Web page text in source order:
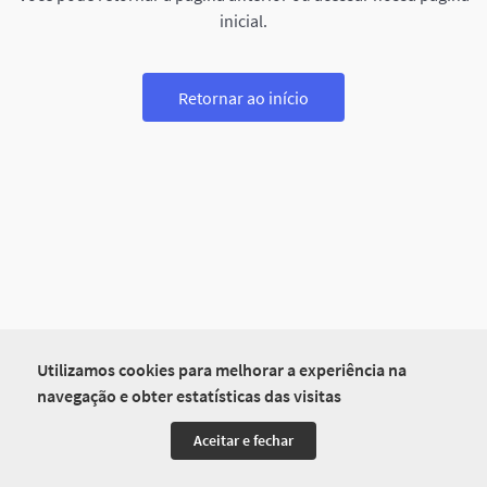
Utilizamos cookies para melhorar a experiência na
navegação e obter estatísticas das visitas
Aceitar e fechar
inicial.
Retornar ao início